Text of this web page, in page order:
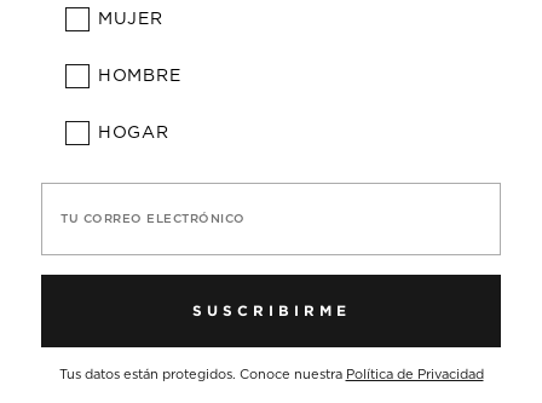
MUJER
HOMBRE
HOGAR
TU CORREO ELECTRÓNICO
SUSCRIBIRME
Tus datos están protegidos. Conoce nuestra Política de Privacidad